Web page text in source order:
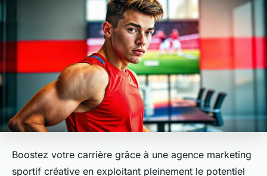
Boostez votre carrière grâce à une agence marketing
sportif créative en exploitant pleinement le potentiel